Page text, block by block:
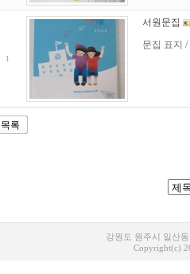
1
서원문집
문집 표지
목록
강원도 원주시 일산
Copyright(c)